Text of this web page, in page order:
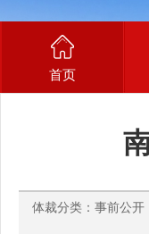
首页
体裁分类：事前